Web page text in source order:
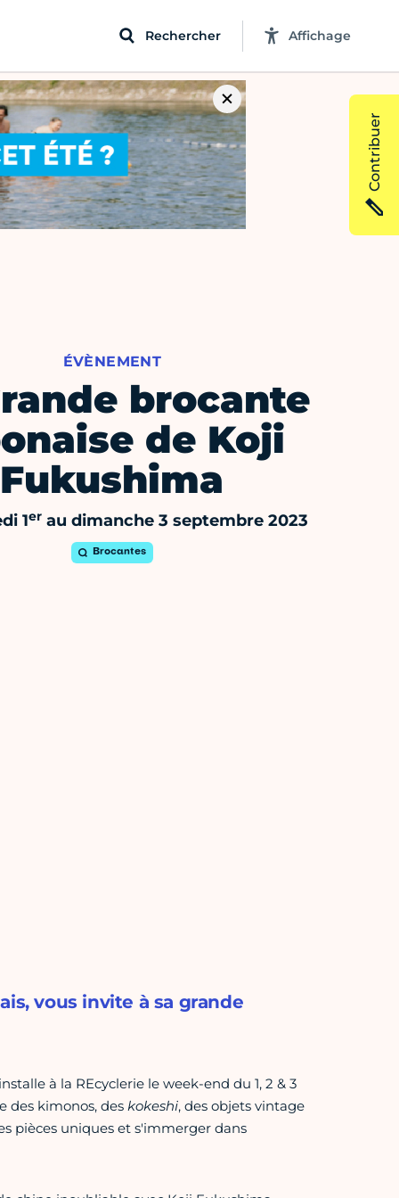
Rechercher Affichage
ÉVÈNEMENT
brocante
de Koji
Fukushima
1erau dimanche 3 septembre 2023
Brocantes
vous invite à sa grande
à la REcyclerie le week-end du 1, 2 & 3
des kimonos, des kokeshi, des objets vintage
pièces uniques et s'immerger dans
Contribuer